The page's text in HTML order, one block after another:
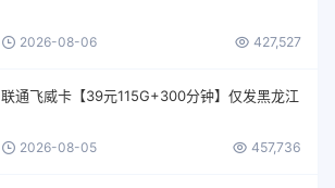
2026-08-06 427,527
联通飞威卡【39元115G+300分钟】仅发黑龙江
2026-08-05 457,736